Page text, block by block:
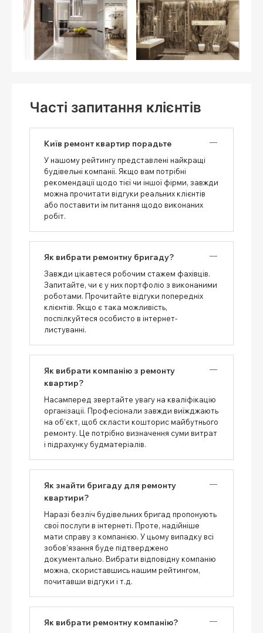
Часті запитання клієнтів
Київ ремонт квартир порадьте
У нашому рейтингу представлені найкращі
будівельні компанії. Якщо вам потрібні
рекомендації щодо тієї чи іншої фірми, завжди
можна прочитати відгуки реальних клієнтів
або поставити їм питання щодо виконаних
робіт.
Як вибрати ремонтну бригаду?
Завжди цікавтеся робочим стажем фахівців.
Запитайте, чи є у них портфоліо з виконаними
роботами. Прочитайте відгуки попередніх
клієнтів. Якщо є така можливість,
поспілкуйтеся особисто в інтернет-
листуванні.
Як вибрати компанію з ремонту
квартир?
Насамперед звертайте увагу на кваліфікацію
організації. Професіонали завжди виїжджають
на об’єкт, щоб скласти кошторис майбутнього
ремонту. Це потрібно визначення суми витрат
і підрахунку будматеріалів.
Як знайти бригаду для ремонту
квартири?
Наразі безліч будівельних бригад пропонують
свої послуги в інтернеті. Проте, надійніше
мати справу з компанією. У цьому випадку всі
зобов’язання буде підтверджено
документально. Вибрати відповідну компанію
можна, скориставшись нашим рейтингом,
почитавши відгуки і т.д.
Як вибрати ремонтну компанію?